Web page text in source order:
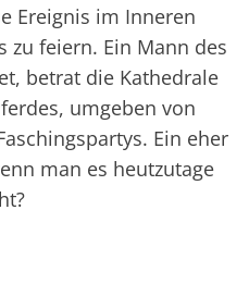
Ereignis im Inneren
zu feiern. Ein Mann des
betrat die Kathedrale
umgeben von
Ein eher
man es heutzutage